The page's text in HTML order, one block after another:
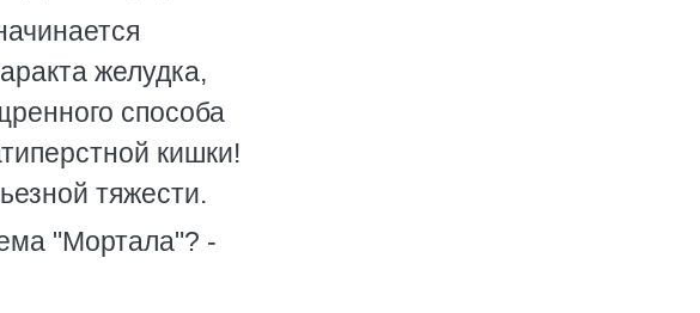
желудка,
способа
кишки!
тяжести.
"Мортала"? -